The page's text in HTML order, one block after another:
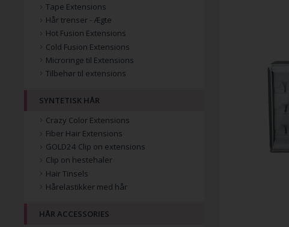
Tape Extensions
Hår trenser - Ægte
Hot Fusion Extensions
Cold Fusion Extensions
Microringe til Extensions
Tilbehør til extensions
SYNTETISK HÅR
Crazy Color Extensions
Fiber Hair Extensions
GOLD24 Clip on extensions
Clip on hestehaler
Hair Tinsels
Hårelastikker med hår
HÅR ACCESSORIES